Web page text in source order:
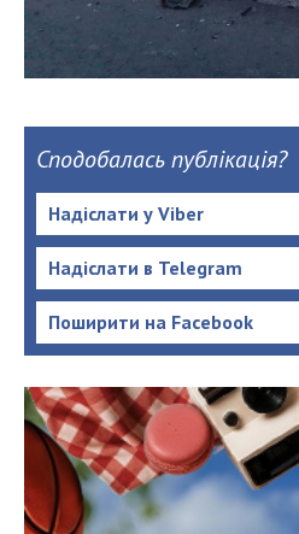
Сподобалась публікація?
Надіслати у Viber
Надіслати в Telegram
Поширити на Facebook